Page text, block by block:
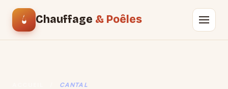
Chauffage & Poêles
CANTAL